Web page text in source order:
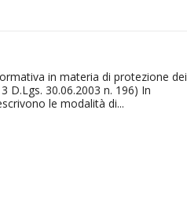
in materia di protezione dei
D.Lgs. 30.06.2003 n. 196) In
le modalità di...